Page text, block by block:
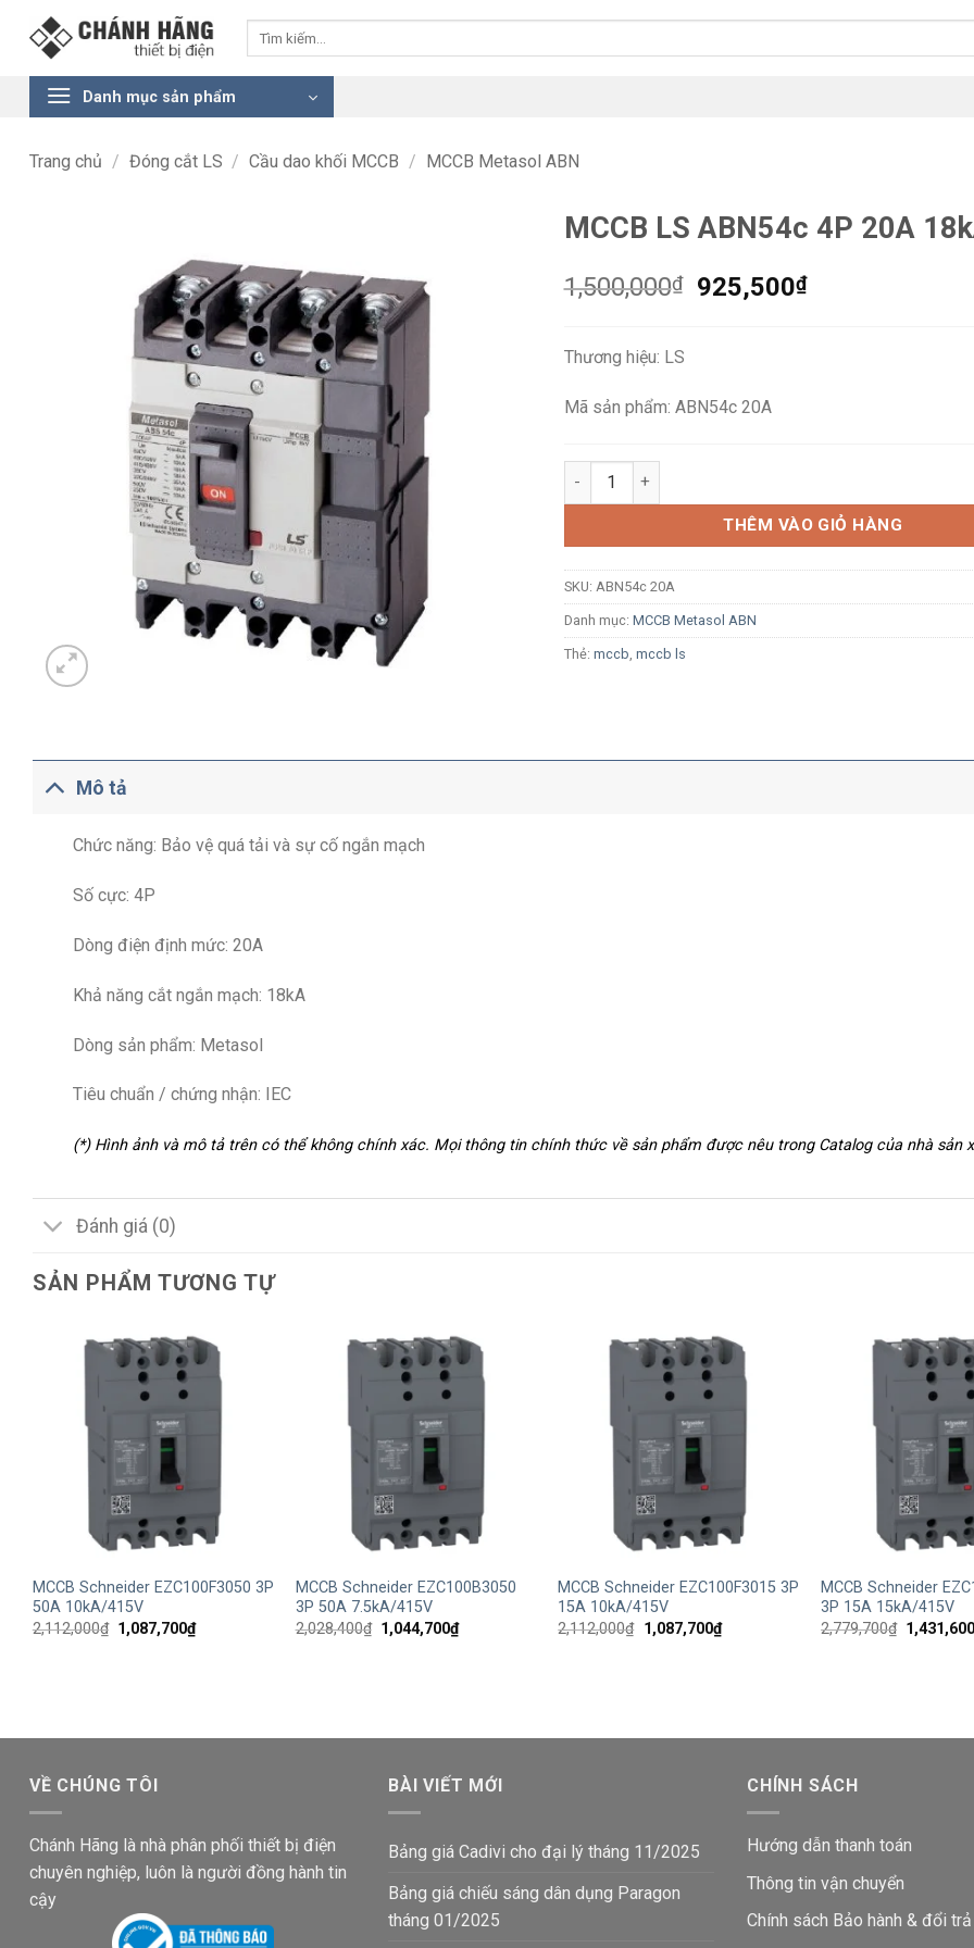
Danh mục sản phẩm
Trang chủ / Đóng cắt LS / Cầu dao khối MCCB / MCCB Metasol ABN
MCCB LS ABN54c 4P 20A
1,500,000₫
Giá
925,500₫Giá
Thương hiệu: LS
Mã sản phẩm: ABN54c 20A
MCCB LS ABN54c 4P 20A 18kA số lượng
THÊM VÀO GIỎ HÀNG
SKU: ABN54c 20A
Danh mục: MCCB Metasol ABN
Thẻ: mccb mccb ls
Mô tả
Chức năng: Bảo vệ quá tải và sự cố ngắn mạch
Số cực: 4P
Dòng điện định mức: 20A
Khả năng cắt ngắn mạch: 18kA
Dòng sản phẩm: Metasol
Tiêu chuẩn / chứng nhận: IEC
(*) Hình ảnh và mô tả trên có thể không chính xác. Mọi thông tin chính thức về sản phẩm được nêu trong Catalog của nhà sản
Đánh giá (0)
SẢN PHẨM TƯƠNG TỰ
MCCB Schneider EZC100F3050 3P
50A 10kA/415V
2,112,000₫ Giá
gốc
1,087,700₫Giá
hiện
MCCB Schneider EZC100B3050
3P 50A 7.5kA/415V
2,028,400₫ Giá
gốc
1,044,700₫Giá
hiện
MCCB Schneider EZC100F3015 3P
15A 10kA/415V
2,112,000₫ Giá
gốc
1,087,700₫Giá
hiện
MCCB Schneider
3P 15A 15kA/415V
2,779,700₫ Giá
gốc
VỀ CHÚNG TÔI
Chánh Hãng là nhà phân phối thiết bị điện
chuyên nghiệp, luôn là người đồng hành tin
cậy
BÀI VIẾT MỚI
Bảng giá Cadivi cho đại lý tháng 11/2025
Bảng giá chiếu sáng dân dụng Paragon
tháng 01/2025
CHÍNH SÁCH
Hướng dẫn thanh toán
Thông tin vận chuyển
Chính sách Bảo hành & đổi trả